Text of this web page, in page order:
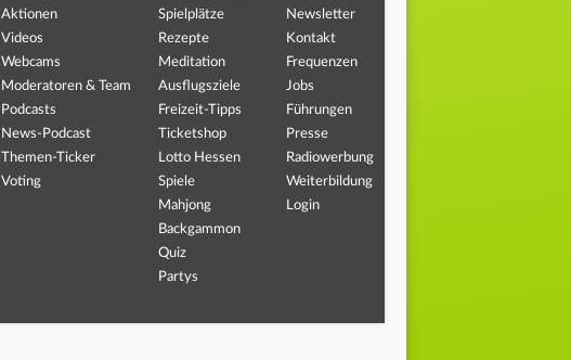
Aktionen
Videos
Webcams
Moderatoren & Team
Podcasts
News-Podcast
Themen-Ticker
Voting
Spielplätze
Rezepte
Meditation
Ausflugsziele
Freizeit-Tipps
Ticketshop
Lotto Hessen
Spiele
Mahjong
Backgammon
Quiz
Partys
Newsletter
Kontakt
Frequenzen
Jobs
Führungen
Presse
Radiowerbung
Weiterbildung
Login